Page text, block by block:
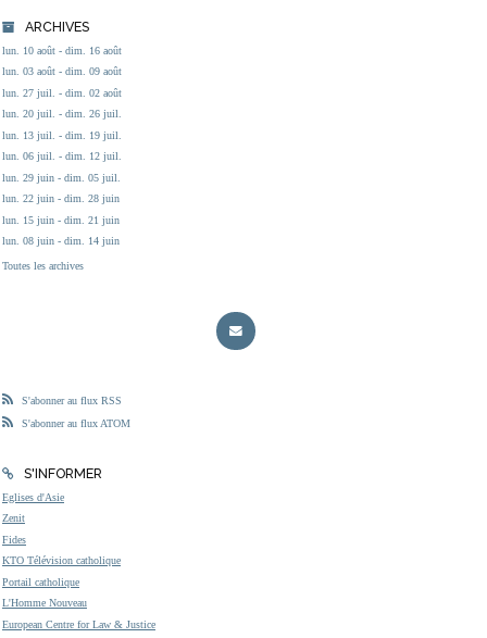
ARCHIVES
lun. 10 août - dim. 16 août
lun. 03 août - dim. 09 août
lun. 27 juil. - dim. 02 août
lun. 20 juil. - dim. 26 juil.
lun. 13 juil. - dim. 19 juil.
lun. 06 juil. - dim. 12 juil.
lun. 29 juin - dim. 05 juil.
lun. 22 juin - dim. 28 juin
lun. 15 juin - dim. 21 juin
lun. 08 juin - dim. 14 juin
Toutes les archives
S'abonner au flux RSS
S'abonner au flux ATOM
S'INFORMER
Eglises d'Asie
Zenit
Fides
KTO Télévision catholique
Portail catholique
L'Homme Nouveau
European Centre for Law & Justice